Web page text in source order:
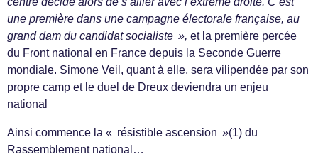
une première dans une campagne électorale française, au
grand dam du candidat socialiste », et la première percée
du Front national en France depuis la Seconde Guerre
mondiale. Simone Veil, quant à elle, sera vilipendée par son
propre camp et le duel de Dreux deviendra un enjeu
national
Ainsi commence la « résistible ascension »(1) du
Rassemblement national…